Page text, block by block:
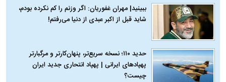
ببینید| مهران غفوریان: اگر وزنم را کم نکرده بودم،
شاید قبل از اکبر عبدی از دنیا می‌رفتم!
حدید ۱۱۰؛ نسخه سریع‌تر، پنهان‌کارتر و مرگبارتر
پهپادهای ایرانی | پهپاد انتحاری جدید ایران
چیست؟